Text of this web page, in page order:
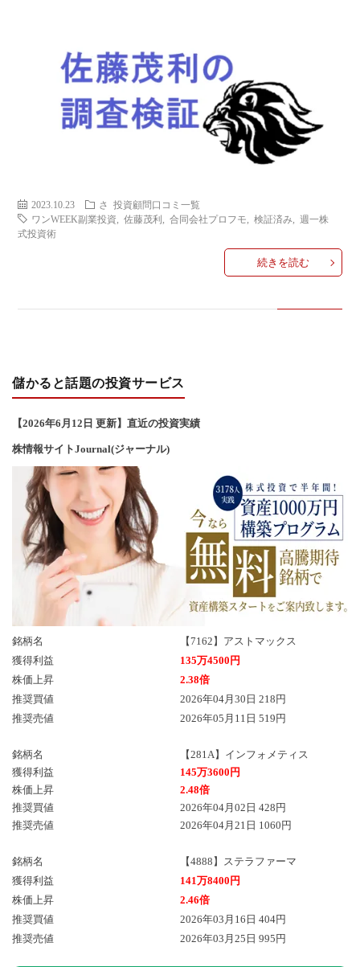
2023.10.23 さ
投資顧問口コミ一覧
ワンWEEK副業投資
,佐藤茂利 ,合同会社プロフモ ,検証済み ,週一株
式投資術
続きを読む
儲かると話題の投資サービス
【2026年6 月12 日 更新】直近の投資実績
株情報サイトJournal(ジャーナル)
銘柄名
【7162】アストマックス
獲得利益
135万4500円
株価上昇
2.38倍
推奨買値
2026年04月30日 218円
推奨売値
2026年05月11日 519円
銘柄名
【281A】インフォメティス
獲得利益
145万3600円
株価上昇
2.48倍
推奨買値
2026年04月02日 428円
推奨売値
2026年04月21日 1060円
銘柄名
【4888】ステラファーマ
獲得利益
141万8400円
株価上昇
2.46倍
推奨買値
2026年03月16日 404円
推奨売値
2026年03月25日 995円